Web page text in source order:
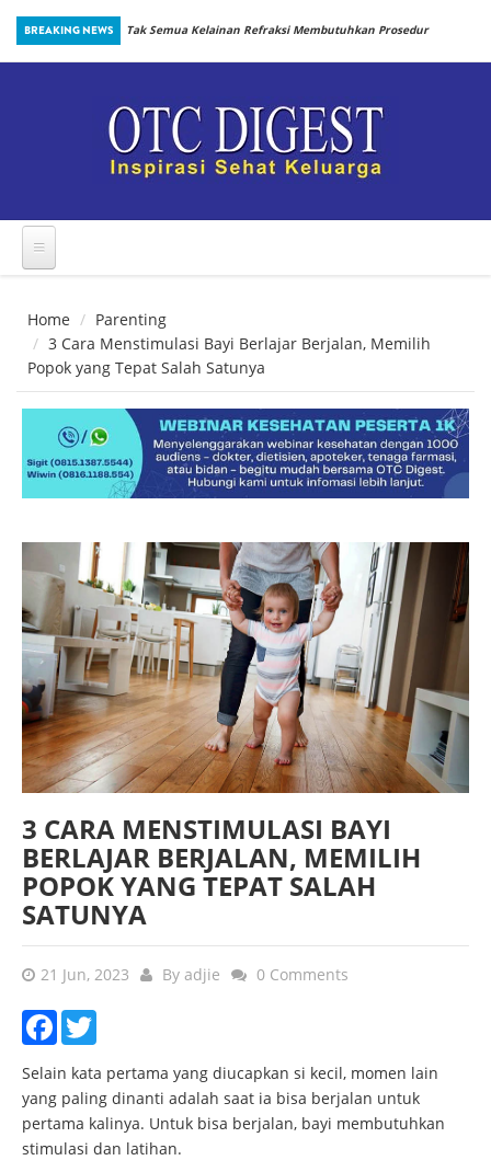
Skip to main content
BREAKING NEWS
Sejak
Tak Semua Kelainan Refraksi Membutuhkan Prosedur
Home
Parenting
3 Cara Menstimulasi Bayi Berlajar Berjalan, Memilih
Popok yang Tepat Salah Satunya
3 CARA MENSTIMULASI BAYI
BERLAJAR BERJALAN, MEMILIH
POPOK YANG TEPAT SALAH
SATUNYA
21 Jun, 2023 By adjie 0 Comments
Facebook
Selain kata pertama yang diucapkan si kecil, momen lain
yang paling dinanti adalah saat ia bisa berjalan untuk
pertama kalinya. Untuk bisa berjalan, bayi membutuhkan
stimulasi dan latihan.